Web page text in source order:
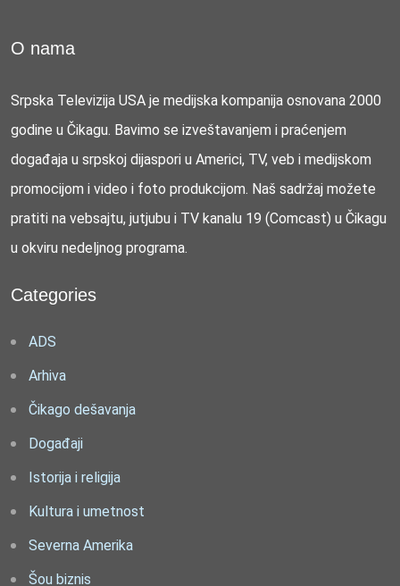
O nama
Srpska Televizija USA je medijska kompanija osnovana 2000
godine u Čikagu. Bavimo se izveštavanjem i praćenjem
događaja u srpskoj dijaspori u Americi, TV, veb i medijskom
promocijom i video i foto produkcijom. Naš sadržaj možete
pratiti na vebsajtu, jutjubu i TV kanalu 19 (Comcast) u Čikagu
u okviru nedeljnog programa.
Categories
ADS
Arhiva
Čikago dešavanja
Događaji
Istorija i religija
Kultura i umetnost
Severna Amerika
Šou biznis